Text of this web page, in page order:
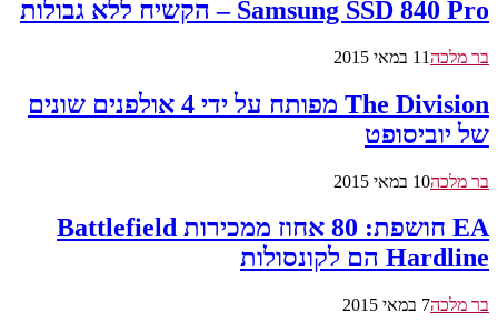
Samsung SSD 840 Pro – הקשיח ללא גבולות
בר מלכה11 במאי 2015
The Division מפותח על ידי 4 אולפנים שונים
של יוביסופט
בר מלכה10 במאי 2015
EA חושפת: 80 אחוז ממכירות Battlefield
Hardline הם לקונסולות
בר מלכה7 במאי 2015